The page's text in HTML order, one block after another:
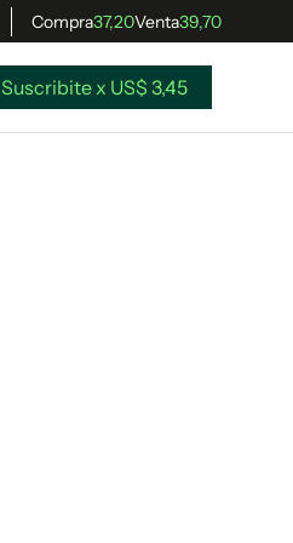
Compra37,20Venta39,70
Suscribite x US$ 3,45